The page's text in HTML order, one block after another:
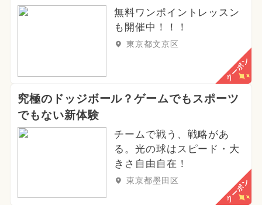
無料ワンポイントレッスン
も開催中！！！
東京都文京区
クーポン
究極のドッジボール？ゲームでもスポーツ
でもない新体験
チームで戦う、戦略があ
る。光の球はスピード・大
きさ自由自在！
東京都墨田区 クーポン